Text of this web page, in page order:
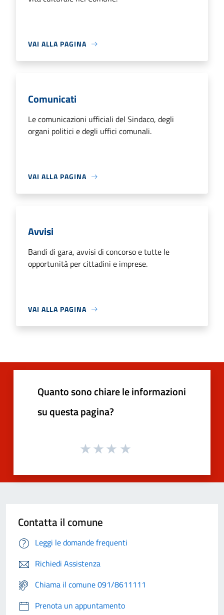
VAI ALLA PAGINA
Comunicati
Le comunicazioni ufficiali del Sindaco, degli
organi politici e degli uffici comunali.
VAI ALLA PAGINA
Avvisi
Bandi di gara, avvisi di concorso e tutte le
opportunità per cittadini e imprese.
VAI ALLA PAGINA
Quanto sono chiare le informazioni
su questa pagina?
Contatta il comune
Leggi le domande frequenti
Richiedi Assistenza
Chiama il comune 091/8611111
Prenota un appuntamento